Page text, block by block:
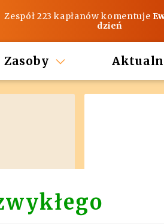
Zespół 223 kapłanów komentuje
dzień
Zasoby